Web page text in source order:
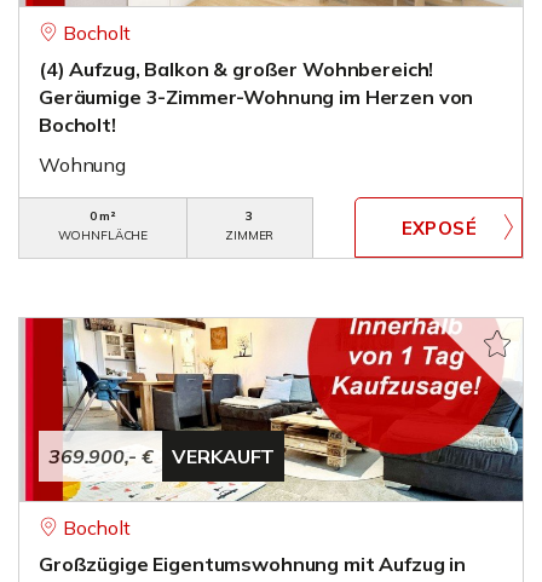
Bocholt
(4) Aufzug, Balkon & großer Wohnbereich!
Geräumige 3-Zimmer-Wohnung im Herzen von
Bocholt!
Wohnung
0 m²
WOHNFLÄCHE
3
ZIMMER
369.900,- € VERKAUFT
Bocholt
Großzügige Eigentumswohnung mit Aufzug in